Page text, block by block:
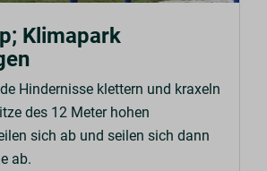
Klimapark
Hindernisse klettern und kraxeln
des 12 Meter hohen
sich ab und seilen sich dann
ab.